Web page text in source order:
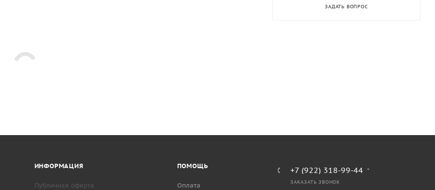
ЗАДАТЬ ВОПРОС
ИНФОРМАЦИЯ
Публичная оферта
ПОМОЩЬ
Оплата
+7 (922) 318-99-44
ЗАКАЗАТЬ ЗВОНОК